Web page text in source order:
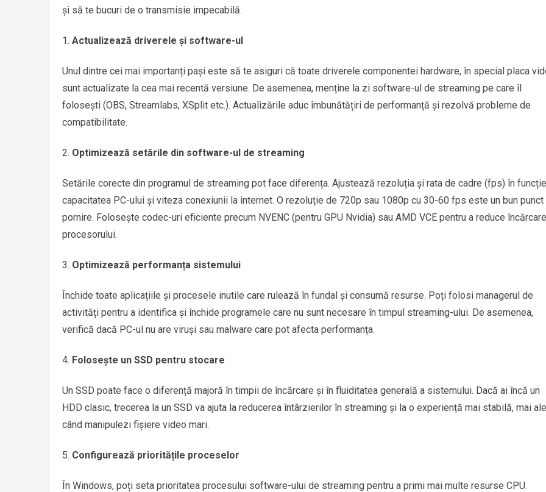
și să te bucuri de o transmisie impecabilă.
Actualizează driverele și software-ul
Unul dintre cei mai importanți pași este să te asiguri că toate driverele componentei hardware, în special placa
sunt actualizate la cea mai recentă versiune. De asemenea, menține la zi software-ul de streaming pe care îl
folosești (OBS, Streamlabs, XSplit etc.). Actualizările aduc îmbunătățiri de performanță și rezolvă probleme de
compatibilitate.
Optimizează setările din software-ul de streaming
Setările corecte din programul de streaming pot face diferența. Ajustează rezoluția și rata de cadre (fps) în
capacitatea PC-ului și viteza conexiunii la internet. O rezoluție de 720p sau 1080p cu 30-60 fps este un bun punct
pornire. Folosește codec-uri eficiente precum NVENC (pentru GPU Nvidia) sau AMD VCE pentru a reduce
procesorului.
Optimizează performanța sistemului
Închide toate aplicațiile și procesele inutile care rulează în fundal și consumă resurse. Poți folosi managerul de
activități pentru a identifica și închide programele care nu sunt necesare în timpul streaming-ului. De asemenea,
verifică dacă PC-ul nu are viruși sau malware care pot afecta performanța.
Folosește un SSD pentru stocare
Un SSD poate face o diferență majoră în timpii de încărcare și în fluiditatea generală a sistemului. Dacă ai încă un
HDD clasic, trecerea la un SSD va ajuta la reducerea întârzierilor în streaming și la o experiență mai stabilă, mai
când manipulezi fișiere video mari.
Configurează prioritățile proceselor
În Windows, poți seta prioritatea procesului software-ului de streaming pentru a primi mai multe resurse CPU.